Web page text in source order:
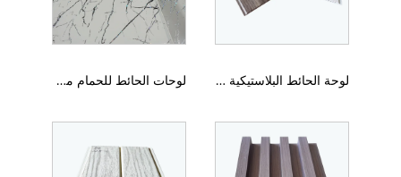
لوحات الحائط للحمام مقاوم للماء لوحة الحائط البلاستيكية عالية الجودة أقوى